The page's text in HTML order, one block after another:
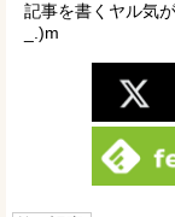
記事を書くヤル気
_.)m